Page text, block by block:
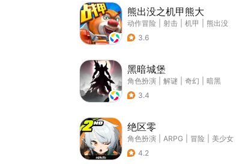
熊出没之机甲熊大
动作冒险 射击 机甲
熊出没
3.6
黑暗城堡
角色扮演 解谜 奇幻
暗黑
3.4
绝区零
角色扮演 ARPG 冒险
美少女
4.2